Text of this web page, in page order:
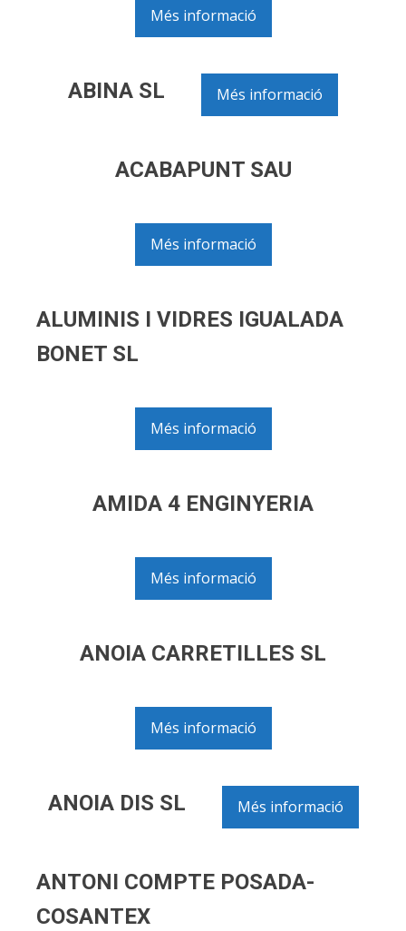
Més informació
ABINA SL Més informació
ACABAPUNT SAU
Més informació
ALUMINIS I VIDRES IGUALADA
BONET SL
Més informació
AMIDA 4 ENGINYERIA
Més informació
ANOIA CARRETILLES SL
Més informació
ANOIA DIS SL Més informació
ANTONI COMPTE POSADA-
COSANTEX